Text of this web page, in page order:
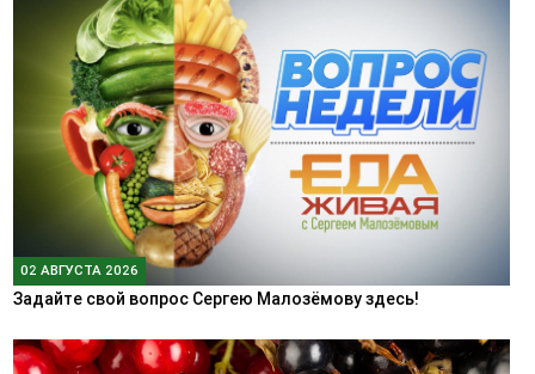
02 АВГУСТА 2026
Задайте свой вопрос Сергею Малозёмову здесь!